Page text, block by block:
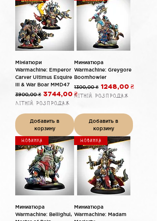
Мініатюри
Warmachine: Emperor
Carver Ultimus Esquire
III & War Boar MMD47
Обычная цена
3900,00 ₴ Цена со скидкой
3744,00 ₴
Літній розпродаж
Добавить в
корзину
Миниатюра
Warmachine: Greygore
Boomhowler
Обычная цена
1300,00 ₴ Цена со скидкой
1248,00 ₴
Літній розпродаж
Добавить в
корзину
Новинка
Миниатюра
Warmachine: Bellighul,
Новинка
Миниатюра
Warmachine: Madam